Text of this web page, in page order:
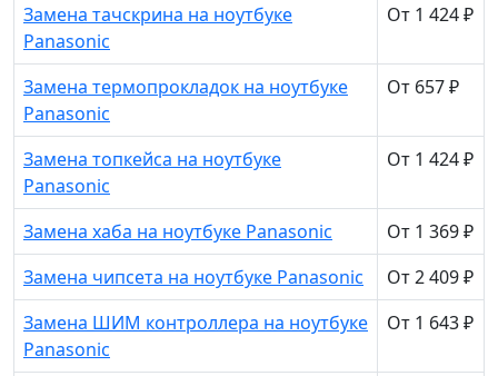
Замена тачскрина на ноутбуке
Panasonic
От 1 424 ₽
Замена термопрокладок на ноутбуке
Panasonic
От 657 ₽
Замена топкейса на ноутбуке
Panasonic
От 1 424 ₽
Замена хаба на ноутбуке Panasonic
От 1 369 ₽
Замена чипсета на ноутбуке Panasonic
От 2 409 ₽
Замена ШИМ контроллера на ноутбуке
Panasonic
От 1 643 ₽